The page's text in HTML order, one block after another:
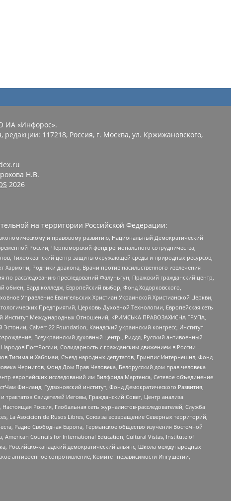
ИА «Инфорос».
редакции: 117218, Россия, г. Москва, ул. Кржижановского,
Н.В.
2026
на территории Российской Федерации:
и правовому развитию, Национальный Демократический
России, Черноморский фонд регионального сотрудничества,
Тихоокеанский центр защиты окружающей среды и природных ресурсов,
Родники дракона, Врачи против насильственного извлечения
расследованию преследований Фалуньгун, Пражский гражданский центр,
обмен, Бард колледж, Европейский выбор, Фонд Ходорковского,
Управление Евангельских Христиан Украинской Христианской Церкви,
Предприятий, Церковь Духовной Технологии, Европейская сеть
Институт Международных Отношений, КРИМСЬКА ПРАВОЗАХИСНА ГРУПА,
Calvert 22 Foundation, Канадский украинский конгресс, Институт
Всеукраинский духовный центр , Риддл, Русский антивоенный
ПостРоссии, Солидарность с гражданским движением в России –
Тисима и Хабомаи, Съезд народных депутатов, Гринпис Интернешнл, Фонд
Чернигов, Фонд Дом Прав Человека, Белорусский дом прав человека
европейских исследований им Вилфрида Мартенса, Сетевое объединение
Финланд, Гудзоновский институт, Фонд Демократического Развития,
Свидетелей Иеговы, Гражданский Совет, Центр анализа
Россия, Глобальная сеть журналистов-расследователей, Служба
La Asocicion de Rusos Libres, Союз за возвращение Северных территорий,
Радио Свободная Европа, Германское общество изучения Восточной
Councils for International Education, Cultural Vistas, Institute of
Российско-канадский демократический альянс, Школа международных
антивоенное сопротивление, Комитет независимости Ингушетии,